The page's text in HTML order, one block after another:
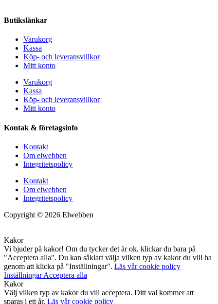
Butikslänkar
Varukorg
Kassa
Köp- och leveransvillkor
Mitt konto
Varukorg
Kassa
Köp- och leveransvillkor
Mitt konto
Kontak & företagsinfo
Kontakt
Om elwebben
Integritetspolicy
Kontakt
Om elwebben
Integritetspolicy
Copyright © 2026 Elwebben
Kakor
Vi bjuder på kakor! Om du tycker det är ok, klickar du bara på
"Acceptera alla". Du kan såklart välja vilken typ av kakor du vill ha
genom att klicka på "Inställningar". Läs vår cookie policy
InställningarAcceptera alla
Kakor
Välj vilken typ av kakor du vill acceptera. Ditt val kommer att
sparas i ett år. Läs vår cookie policy